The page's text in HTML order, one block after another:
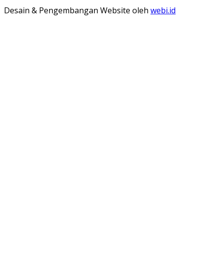
Desain & Pengembangan Website oleh webi.id